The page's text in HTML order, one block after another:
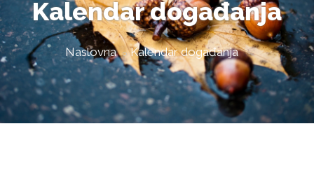
Kalendar događanja
Naslovna Kalendar događanja